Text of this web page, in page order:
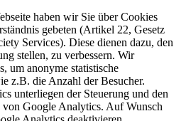
haben wir Sie über Cookies
gebeten (Artikel 22, Gesetz
Services). Diese dienen dazu, den
stellen, zu verbessern. Wir
um anonyme statistische
z.B. die Anzahl der Besucher.
unterliegen der Steuerung und den
Google Analytics. Auf Wunsch